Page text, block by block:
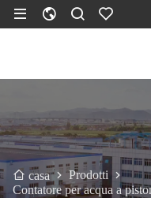
casa
Prodotti
Contatore per acqua a